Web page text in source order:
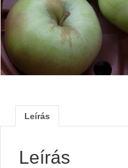
Leírás
Leírás